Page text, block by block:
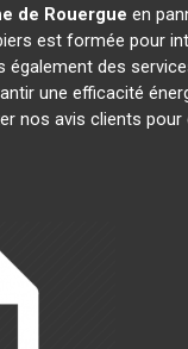
de Rouergue en
est formée pour
des
une efficacité
nos avis clients